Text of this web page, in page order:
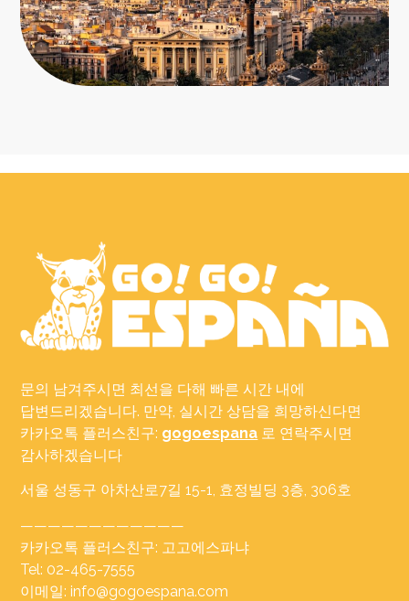
문의 남겨주시면 최선을 다해 빠른 시간 내에
답변드리겠습니다. 만약, 실시간 상담을 희망하신다면
카카오톡 플러스친구: gogoespana 로 연락주시면
감사하겠습니다
서울 성동구 아차산로7길 15-1, 효정빌딩 3층, 306호
————————————
카카오톡 플러스친구: 고고에스파냐
Tel: 02-465-7555
이메일: info@gogoespana.com